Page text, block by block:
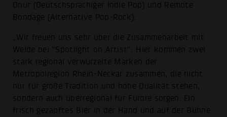
Onur (Deutschsprachiger Indie Pop) und Remote
Bondage (Alternative Pop-Rock).
„Wir freuen uns sehr über die Zusammenarbeit mit
Welde bei “Spotlight on Artist“. Hier kommen zwei
stark regional verwurzelte Marken der
Metropolregion Rhein-Neckar zusammen, die nicht
nur für große Tradition und hohe Qualität stehen,
sondern auch überregional für Furore sorgen. Ein
frisch gezapftes Bier in der Hand und auf der Bühne